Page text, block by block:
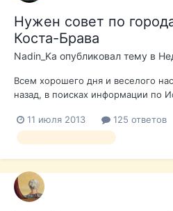
Нужен совет по
Коста-Брава
Nadin_Ka опубликовал тему в
Всем хорошего дня и веселого
назад, в поисках информации по
этого форума и всем форумчанам
информации почерпнула. Теперь,
11 июля 2013 125 ответов